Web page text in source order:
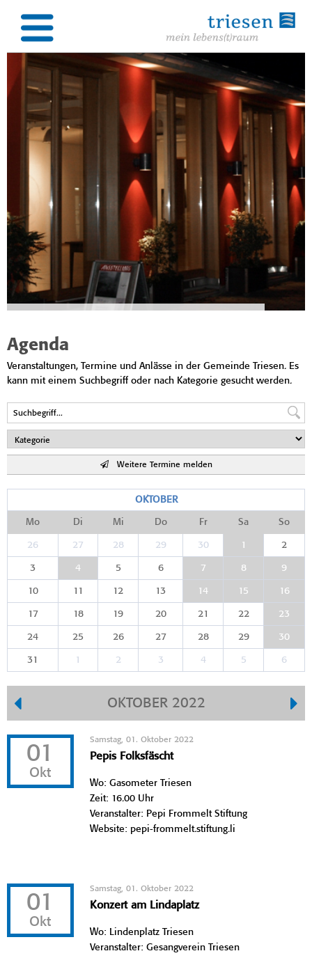
Agenda
Veranstaltungen, Termine und Anlässe in der Gemeinde Triesen. Es
kann mit einem Suchbegriff oder nach Kategorie gesucht werden.
Weitere Termine melden
OKTOBER
Mo Di Mi Do Fr Sa So
26 27 28 29 30 1 2
3 4 5 6 7 8 9
10 11 12 13 14 15 16
17 18 19 20 21 22 23
24 25 26 27 28 29 30
31 1 2 3 4 5 6
OKTOBER 2022
01
Okt
Samstag, 01. Oktober 2022
Pepis Folksfäscht
Wo: Gasometer Triesen
Zeit: 16.00 Uhr
Veranstalter: Pepi Frommelt Stiftung
Website: pepi-frommelt.stiftung.li
01
Okt
Samstag, 01. Oktober 2022
Konzert am Lindaplatz
Wo: Lindenplatz Triesen
Veranstalter: Gesangverein Triesen